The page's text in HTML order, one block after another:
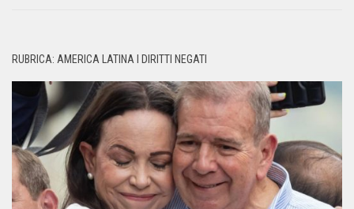
RUBRICA: AMERICA LATINA I DIRITTI NEGATI